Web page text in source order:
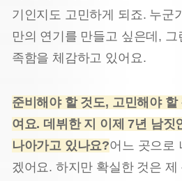
기인지도 고민하게 되죠. 누군
만의 연기를 만들고 싶은데,
족함을 체감하고 있어요.
준비해야 할 것도, 고민해야
여요. 데뷔한 지 이제 7년 남짓
나아가고 있나요?어느 곳으로
겠어요. 하지만 확실한 것은